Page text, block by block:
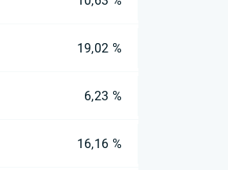
19,02 %
6,23 %
16,16 %